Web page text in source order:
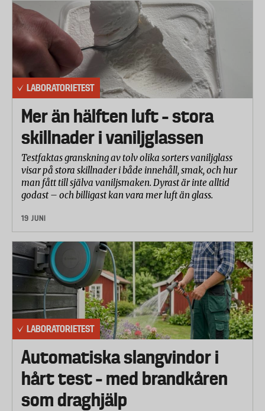
LABORATORIETEST
Mer än hälften luft – stora
skillnader i vaniljglassen
Testfaktas granskning av tolv olika sorters vaniljglass
visar på stora skillnader i både innehåll, smak, och hur
man fått till själva vaniljsmaken. Dyrast är inte alltid
godast – och billigast kan vara mer luft än glass.
19 JUNI
LABORATORIETEST
Automatiska slangvindor i
hårt test – med brandkåren
som draghjälp